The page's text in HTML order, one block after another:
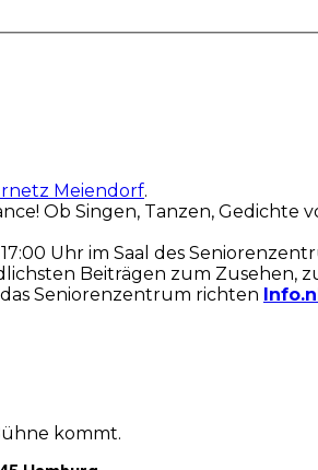
Meiendorf.
Ob Singen, Tanzen, Gedichte
Uhr im Saal des
Beiträgen zum Zusehen,
Seniorenzentrum richten
kommt.